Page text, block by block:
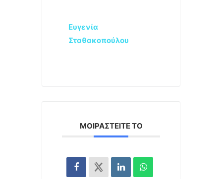
Ευγενία
Σταθακοπούλου
ΜΟΙΡΑΣΤΕΊΤΕ ΤΟ